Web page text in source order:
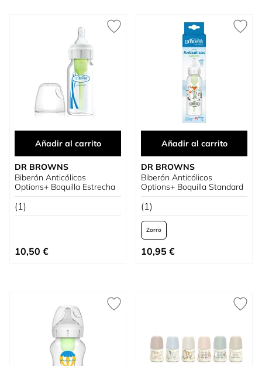
Añadir al carrito
DR BROWNS
Biberón Anticólicos
Options+ Boquilla Estrecha
(1)
10,50 €
Añadir al carrito
DR BROWNS
Biberón Anticólicos
Options+ Boquilla Standard
(1)
Zorro
Tan bajo como
10,95 €